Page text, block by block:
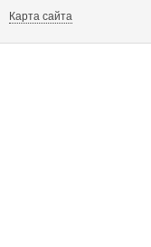
Карта сайта